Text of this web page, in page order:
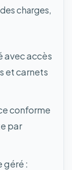
charges,
avec accès
et carnets
conforme
par
géré :